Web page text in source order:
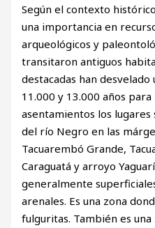
Según el contexto
una importancia en
arqueológicos y
transitaron antiguos
destacadas han
11.000 y 13.000 años
asentamientos los lugares
del río Negro en las
Tacuarembó Grande,
Caraguatá y arroyo
generalmente
arenales. Es una zona
fulguritas. También es